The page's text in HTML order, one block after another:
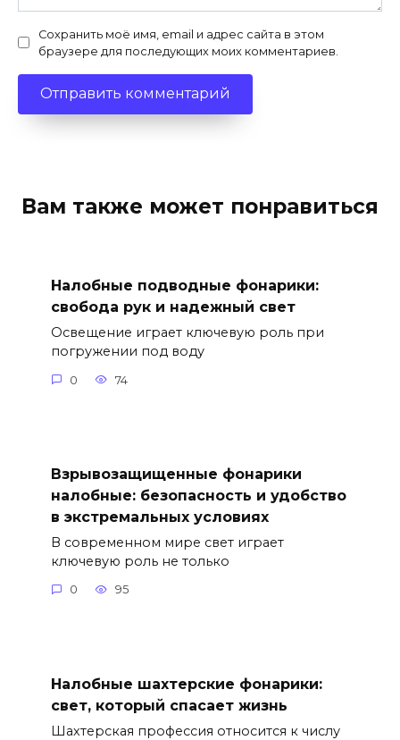
Сохранить моё имя, email и адрес сайта в этом
браузере для последующих моих комментариев.
Вам также может понравиться
Налобные подводные фонарики:
свобода рук и надежный свет
Освещение играет ключевую роль при
погружении под воду
0 74
Взрывозащищенные фонарики
налобные: безопасность и удобство
в экстремальных условиях
В современном мире свет играет
ключевую роль не только
0 95
Налобные шахтерские фонарики:
свет, который спасает жизнь
Шахтерская профессия относится к числу